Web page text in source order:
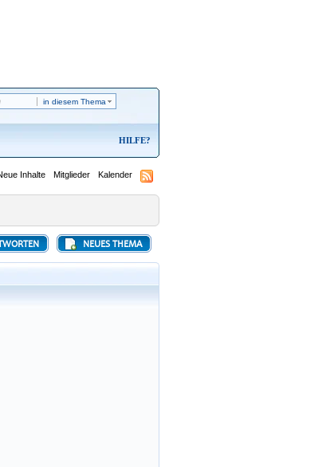
in diesem Thema
HILFE
Inhalte Mitglieder Kalender
NEUES THEMA